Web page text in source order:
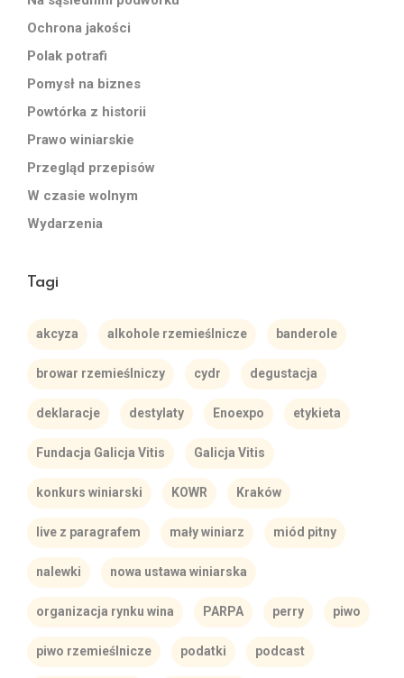
Ochrona jakości
Polak potrafi
Pomysł na biznes
Powtórka z historii
Prawo winiarskie
Przegląd przepisów
W czasie wolnym
Wydarzenia
Tagi
akcyza alkohole rzemieślnicze banderole
browar rzemieślniczy cydr degustacja
deklaracje destylaty Enoexpo etykieta
Fundacja Galicja Vitis Galicja Vitis
konkurs winiarski KOWR Kraków
live z paragrafem mały winiarz miód pitny
nalewki nowa ustawa winiarska
organizacja rynku wina PARPA perry piwo
piwo rzemieślnicze podatki podcast